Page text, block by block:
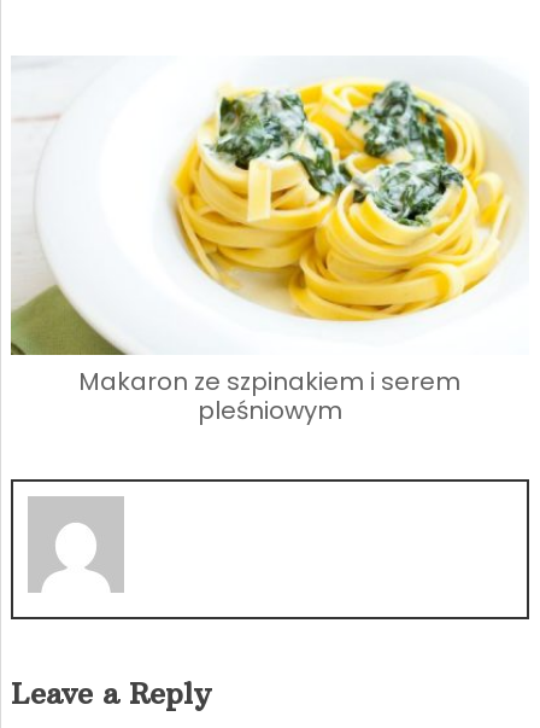
Makaron ze szpinakiem i serem
pleśniowym
Leave a Reply